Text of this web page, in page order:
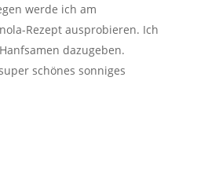
werde ich am
Rezept ausprobieren. Ich
dazugeben.
schönes sonniges